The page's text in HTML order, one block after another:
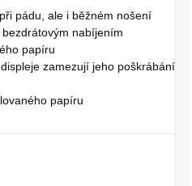
pádu, ale i běžném nošení
nabíjením
papíru
zamezují jeho poškrábání
papíru